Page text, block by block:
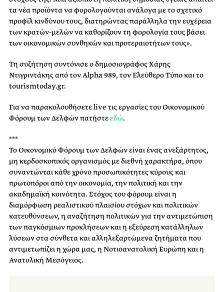
τα νέα προϊόντα να φορολογούνται ανάλογα με το σχετικό
προφίλ κινδύνου τους, διατηρώντας παράλληλα την ευχέρεια
των κρατών-μελών να καθορίζουν τη φορολογία τους βάσει
των οικονομικών συνθηκών και προτεραιοτήτων τους».
Τη συζήτηση συντόνισε ο δημοσιογράφος Χάρης
Ντιγριντάκης από τον Alpha 989, τον Ελεύθερο Τύπο και το
tourismtoday.gr.
Για να παρακολουθήσετε live τις εργασίες του Οικονομικού
Φόρουμ των Δελφών πατήστεεδώ.
***
Το Οικονομικό Φόρουμ των Δελφών είναι ένας ανεξάρτητος,
μη κερδοσκοπικός οργανισμός με διεθνή χαρακτήρα, όπου
συναντώνται κάθε χρόνο προσωπικότητες κύρους και
πρωτοπόροι από την οικονομία, την πολιτική και την
ακαδημαϊκή κοινότητα. Στόχος του φόρουμ είναι η
διαμόρφωση ρεαλιστικού πλαισίου στόχων και πολιτικών
κατευθύνσεων, η αναζήτηση πολιτικών για την αντιμετώπιση
των παγκόσμιων προκλήσεων και η εξεύρεση κατάλληλων
λύσεων στα σύνθετα και αλληλεξαρτώμενα ζητήματα που
αντιμετωπίζει η χώρα μας, η Νοτιοανατολική Ευρώπη και η
Ανατολική Μεσόγειος.